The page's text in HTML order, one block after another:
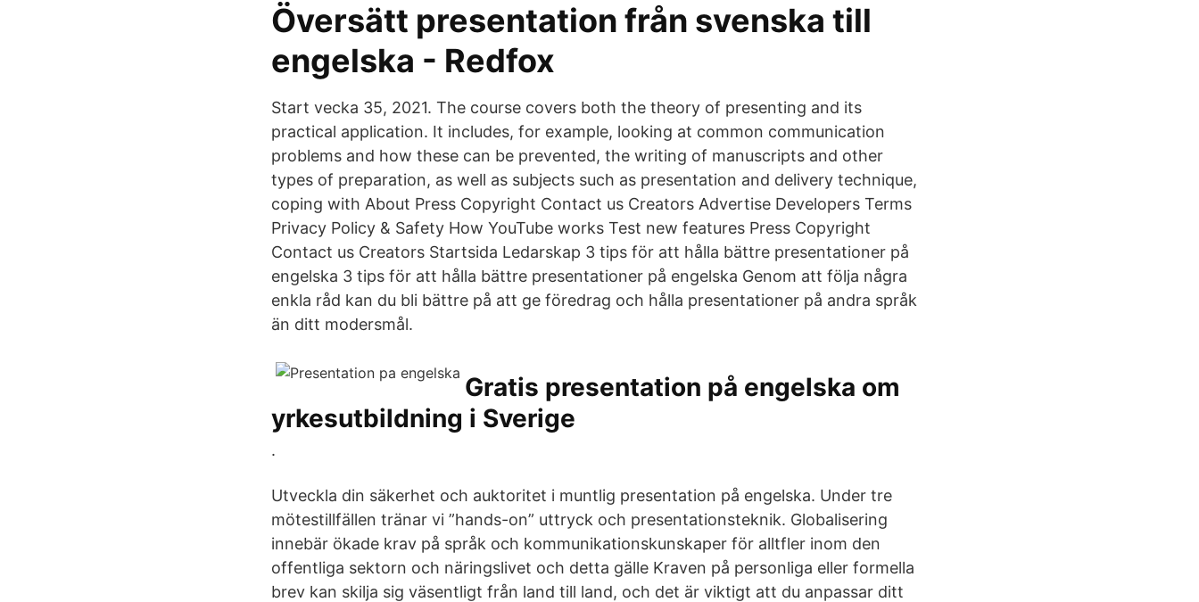
Översätt presentation från svenska till
engelska - Redfox
Start vecka 35, 2021. The course covers both the theory of presenting and its
practical application. It includes, for example, looking at common communication
problems and how these can be prevented, the writing of manuscripts and other
types of preparation, as well as subjects such as presentation and delivery technique,
coping with About Press Copyright Contact us Creators Advertise Developers Terms
Privacy Policy & Safety How YouTube works Test new features Press Copyright
Contact us Creators Startsida Ledarskap 3 tips för att hålla bättre presentationer på
engelska 3 tips för att hålla bättre presentationer på engelska Genom att följa några
enkla råd kan du bli bättre på att ge föredrag och hålla presentationer på andra språk
än ditt modersmål.
Gratis presentation på engelska om
yrkesutbildning i Sverige
.
Utveckla din säkerhet och auktoritet i muntlig presentation på engelska. Under tre
mötestillfällen tränar vi ”hands-on” uttryck och presentationsteknik. Globalisering
innebär ökade krav på språk och kommunikationskunskaper för alltfler inom den
offentliga sektorn och näringslivet och detta gälle Kraven på personliga eller formella
brev kan skilja sig väsentligt från land till land, och det är viktigt att du anpassar ditt